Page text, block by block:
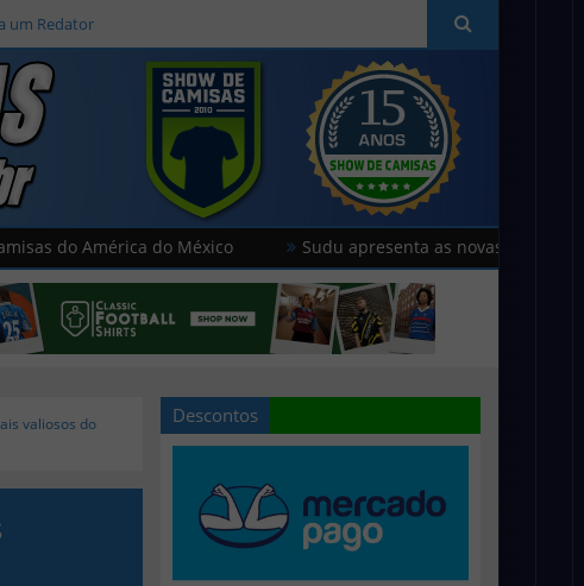
um Redator
América do México Sudu apresenta as novas camisas do País
valiosos do
Descontos